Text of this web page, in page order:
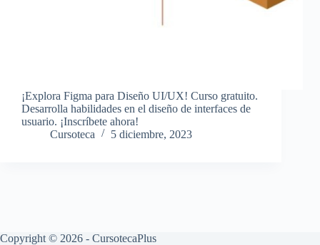
¡Explora Figma para Diseño UI/UX! Curso gratuito.
Desarrolla habilidades en el diseño de interfaces de
usuario. ¡Inscríbete ahora!
Cursoteca
5 diciembre, 2023
Copyright © 2026 - CursotecaPlus